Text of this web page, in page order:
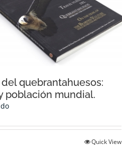
quebrantahuesos:
población mundial.
Quick View